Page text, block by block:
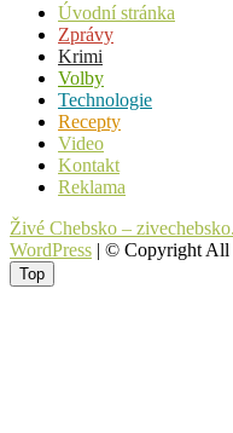
Úvodní stránka
Zprávy
Krimi
Volby
Technologie
Recepty
Video
Kontakt
Reklama
Živé Chebsko –
WordPress | © Copyright All
Top